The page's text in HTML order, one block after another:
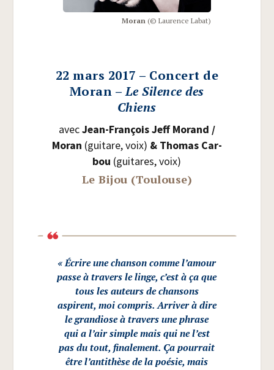
Moran (© Lau­rence Labat)
22 mars 2017 – Concert de
Moran –Le Silence des
Chiens
avecJean-Fran­çois Jeff Morand /​
Moran (gui­tare, voix) & Tho­mas Car­
bou (gui­tares, voix)
Le Bijou (Toulouse)
« Écrire une chan­son commel’amour
passe à tra­vers le linge, c’est à ça que
tous les auteurs de chan­sons
aspirent, moi com­pris. Arri­ver à dire
le gran­diose à tra­vers une phrase
qui a l’air simple mais qui ne l’est
pas du tout, fina­le­ment. Ça pour­rait
être l’antithèse de la poé­sie, mais